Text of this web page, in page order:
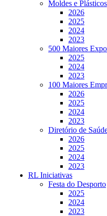
Moldes e Plásticos
2026
2025
2024
2023
500 Maiores
2025
2024
2023
100 Maiores
2026
2025
2024
2023
Diretório de
2026
2025
2024
2023
RL Iniciativas
Festa do Desporto
2025
2024
2023